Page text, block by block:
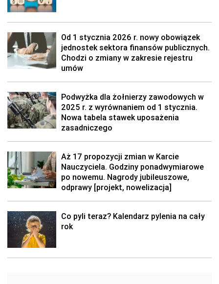
Od 1 stycznia 2026 r. nowy obowiązek
jednostek sektora finansów publicznych.
Chodzi o zmiany w zakresie rejestru
umów
Podwyżka dla żołnierzy zawodowych w
2025 r. z wyrównaniem od 1 stycznia.
Nowa tabela stawek uposażenia
zasadniczego
Aż 17 propozycji zmian w Karcie
Nauczyciela. Godziny ponadwymiarowe
po nowemu. Nagrody jubileuszowe,
odprawy [projekt, nowelizacja]
Co pyli teraz? Kalendarz pylenia na cały
rok